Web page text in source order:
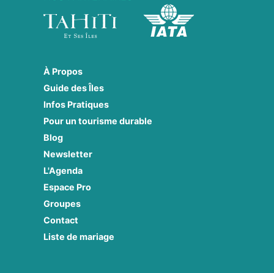
À Propos
Guide des Îles
Infos Pratiques
Pour un tourisme durable
Blog
Newsletter
L'Agenda
Espace Pro
Groupes
Contact
Liste de mariage